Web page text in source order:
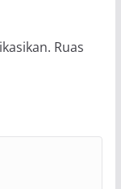
Ruas